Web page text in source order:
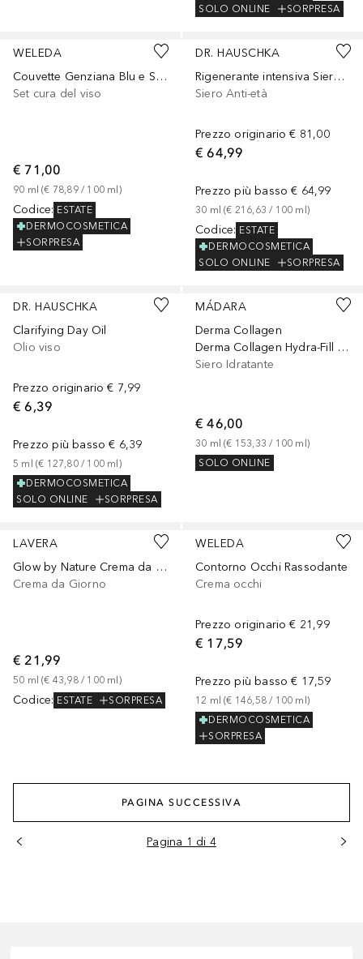
SOLO ONLINE
SORPRESA
WELEDA
Couvette Genziana Blu e Stella Alpina Contouring
Set cura del viso
€ 71,00
90 ml (€ 78,89 / 100 ml )
Codice: ESTATE
DERMOCOSMETICA
SORPRESA
DR. HAUSCHKA
Rigenerante intensiva Siero per la notte
Siero Anti-età
Prezzo originario € 81,00
€ 64,99
Prezzo più basso € 64,99
30 ml (€ 216,63 / 100 ml )
Codice: ESTATE
DERMOCOSMETICA
SOLO ONLINE
SORPRESA
DR. HAUSCHKA
Clarifying Day Oil
Olio viso
Prezzo originario € 7,99
€ 6,39
Prezzo più basso € 6,39
5 ml (€ 127,80 / 100 ml )
DERMOCOSMETICA
SOLO ONLINE
SORPRESA
MÁDARA
Derma Collagen
Derma Collagen Hydra-Fill Firming Serum
Siero Idratante
€ 46,00
30 ml (€ 153,33 / 100 ml )
SOLO ONLINE
LAVERA
Glow by Nature Crema da giorno
Crema da Giorno
€ 21,99
50 ml (€ 43,98 / 100 ml )
Codice: ESTATE SORPRESA
WELEDA
Contorno Occhi Rassodante
Crema occhi
Prezzo originario € 21,99
€ 17,59
Prezzo più basso € 17,59
12 ml (€ 146,58 / 100 ml )
DERMOCOSMETICA
SORPRESA
PAGINA SUCCESSIVA
Pagina 1 di 4